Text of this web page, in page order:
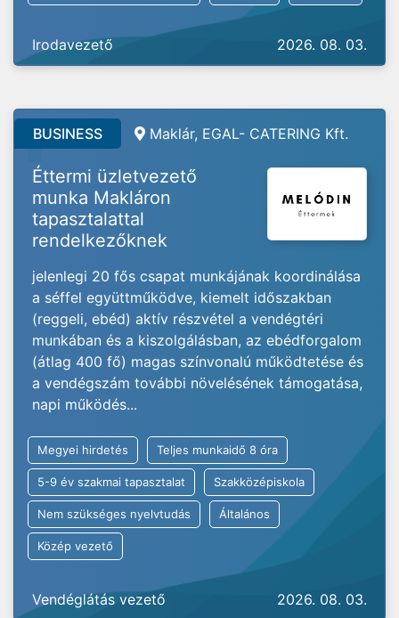
Irodavezető 2026. 08. 03.
BUSINESS Maklár, EGAL- CATERING Kft.
Éttermi üzletvezető
munka Makláron
tapasztalattal
rendelkezőknek
jelenlegi 20 fős csapat munkájának koordinálása
a séffel együttműködve, kiemelt időszakban
(reggeli, ebéd) aktív részvétel a vendégtéri
munkában és a kiszolgálásban, az ebédforgalom
(átlag 400 fő) magas színvonalú működtetése és
a vendégszám további növelésének támogatása,
napi működés...
Megyei hirdetés Teljes munkaidő 8 óra
5-9 év szakmai tapasztalat Szakközépiskola
Nem szükséges nyelvtudás Általános
Közép vezető
Vendéglátás vezető 2026. 08. 03.